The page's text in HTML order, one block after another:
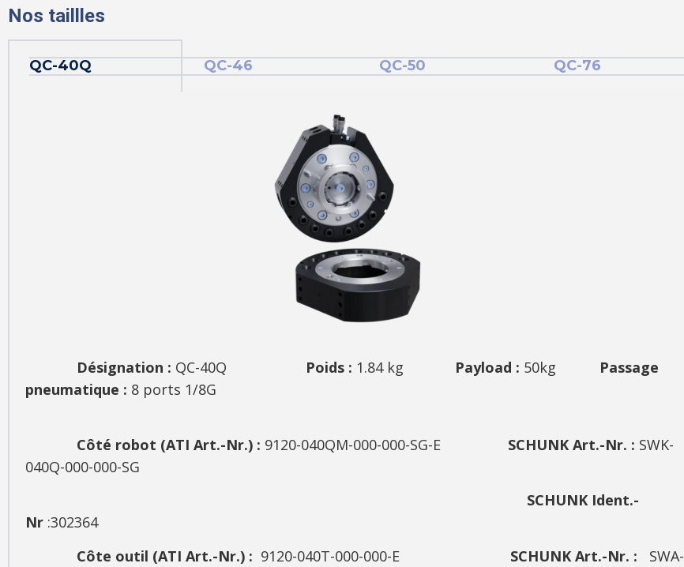
Nos taillles
QC-40Q QC-46 QC-50 QC-76
Désignation : QC-40Q Poids : 1.84 kg Payload : 50kg
Passage
pneumatique : 8 ports 1/8G
Côté robot (ATI Art.-Nr.) : 9120-040QM-000-000-SG-E SCHUNK Art.-Nr. : SWK-
040Q-000-000-SG
SCHUNK Ident.-
Nr :302364
Côte outil (ATI Art.-Nr.) : 9120-040T-000-000-E SCHUNK Art.-Nr. : SWA-